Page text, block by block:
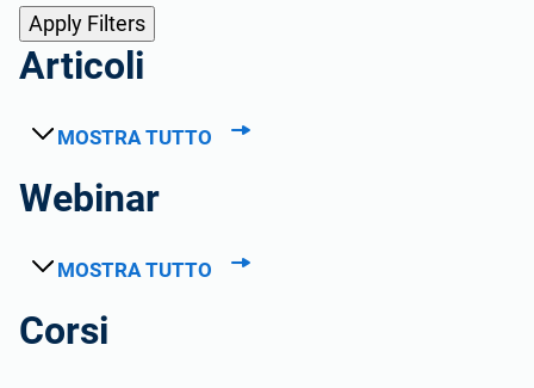
Articoli
MOSTRA TUTTO
Webinar
MOSTRA TUTTO
Corsi